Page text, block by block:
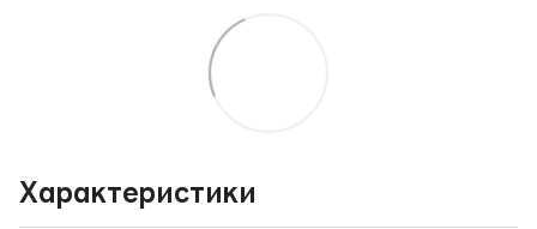
Характеристики